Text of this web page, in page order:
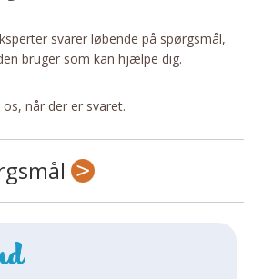
svarer løbende på spørgsmål,
bruger som kan hjælpe dig.
når der er svaret.